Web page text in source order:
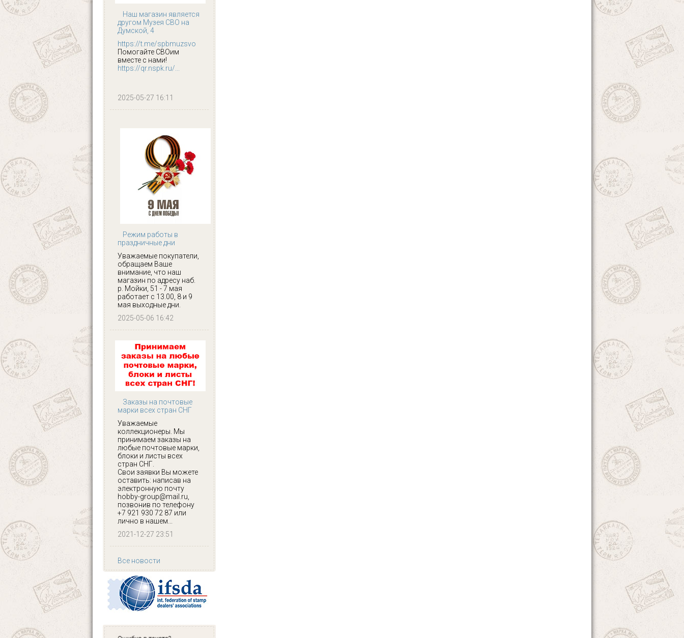
Наш магазин является
другом Музея СВО на
Думской, 4
https://t.me/spbmuzsvo
Помогайте СВОим
вместе с нами!
https://qr.nspk.ru/...
2025-05-27 16:11
Режим работы в
праздничные дни
Уважаемые покупатели,
обращаем Ваше
внимание, что наш
магазин по адресу наб.
р. Мойки, 51 - 7 мая
работает с 13.00, 8 и 9
мая выходные дни.
2025-05-06 16:42
Заказы на почтовые
марки всех стран СНГ
Уважаемые
коллекционеры. Мы
принимаем заказы на
любые почтовые марки,
блоки и листы всех
стран СНГ.
Свои заявки Вы можете
оставить: написав на
электронную почту
hobby-group@mail.ru,
позвонив по телефону
+7 921 930 72 87 или
лично в нашем...
2021-12-27 23:51
Все новости